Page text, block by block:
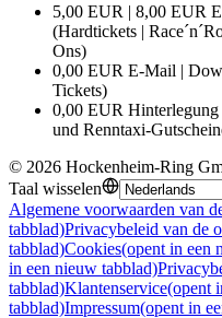
5,00 EUR | 8,00 EUR
(Hardtickets |
Ons)
0,00 EUR E-Mail |
Tickets)
0,00 EUR Hinterlegung
und Renntaxi-
© 2026 Hockenheim-Ring
Taal wisselen
Algemene voorwaarden van
tabblad)Privacybeleid van de
tabblad)Cookies(opent in een
in een nieuw tabblad)
tabblad)Klantenservice(opent
tabblad)Impressum(opent in